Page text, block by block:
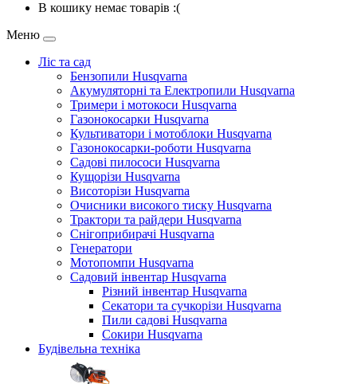
В кошику немає товарів :(
Меню
Ліс та сад
Бензопили Husqvarna
Акумуляторні та Електропили Husqvarna
Тримери і мотокоси Husqvarna
Газонокосарки Husqvarna
Культиватори і мотоблоки Husqvarna
Газонокосарки-роботи Husqvarna
Садові пилососи Husqvarna
Кущорізи Husqvarna
Висоторізи Husqvarna
Очисники високого тиску Husqvarna
Трактори та райдери Husqvarna
Снігоприбирачі Husqvarna
Генератори
Мотопомпи Husqvarna
Садовий інвентар Husqvarna
Різний інвентар Husqvarna
Секатори та сучкорізи Husqvarna
Пили садові Husqvarna
Сокири Husqvarna
Будівельна техніка